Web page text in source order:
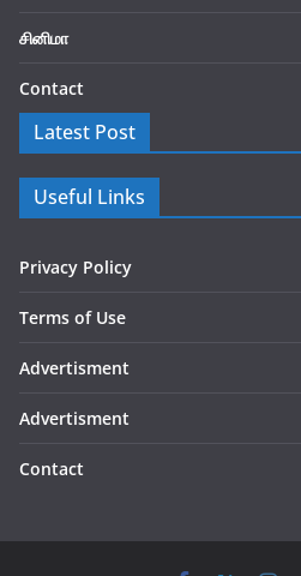
சினிமா
Contact
Latest Post
Useful Links
Privacy Policy
Terms of Use
Advertisment
Advertisment
Contact